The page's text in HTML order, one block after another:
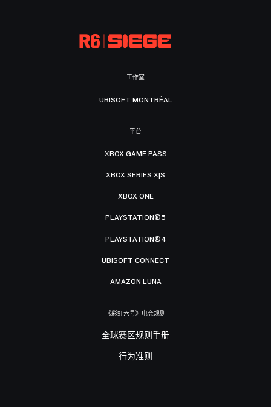
工作室
UBISOFT MONTRÉAL
平台
XBOX GAME PASS
XBOX SERIES X|S
XBOX ONE
PLAYSTATION®5
PLAYSTATION®4
UBISOFT CONNECT
AMAZON LUNA
《彩虹六号》电竞规则
全球赛区规则手册
行为准则